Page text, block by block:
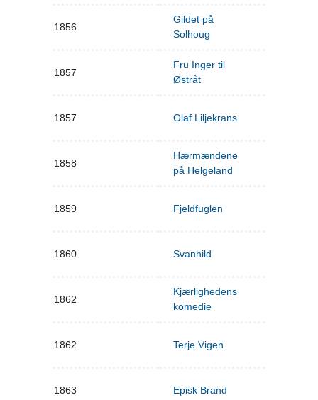
1856
Gildet på
Solhoug
1857
Fru Inger til
Østråt
1857 Olaf Liljekrans
1858
Hærmændene
på Helgeland
1859 Fjeldfuglen
1860 Svanhild
1862
Kjærlighedens
komedie
1862 Terje Vigen
1863 Episk Brand